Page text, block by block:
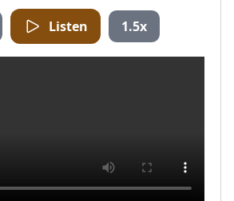
Listen 1.5x